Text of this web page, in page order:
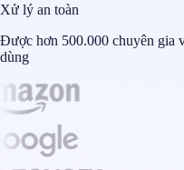
Xử lý an toàn
Được hơn 500.000 chuyên gia
dùng